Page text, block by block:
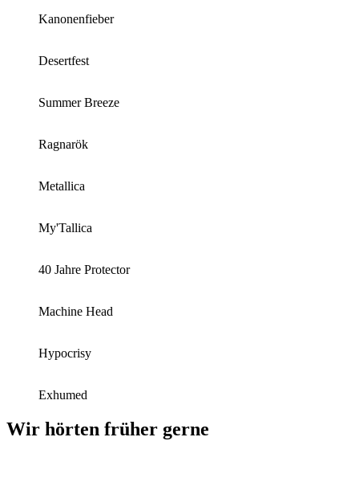
Kanonenfieber
Desertfest
Summer Breeze
Ragnarök
Metallica
My'Tallica
40 Jahre Protector
Machine Head
Hypocrisy
Exhumed
Wir hörten früher gerne